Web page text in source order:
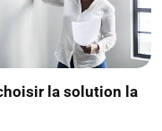
la solution la